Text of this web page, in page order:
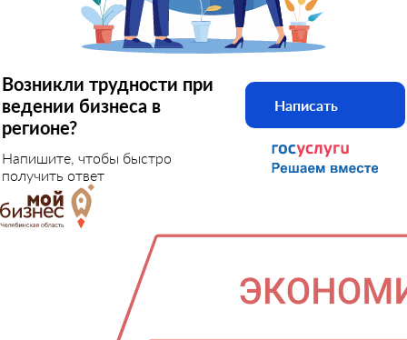
Возникли трудности при
ведении бизнеса в
регионе?
Напишите, чтобы быстро
получить ответ
Написать